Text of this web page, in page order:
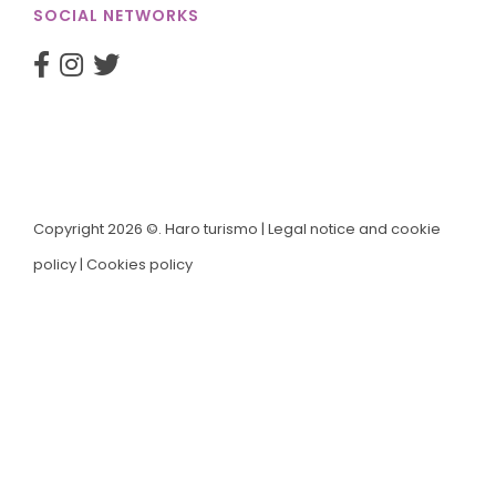
SOCIAL NETWORKS
Copyright 2026 ©. Haro turismo | Legal notice and cookie
policy| Cookies policy